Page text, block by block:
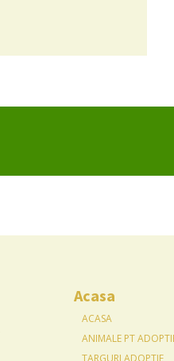
Acasa
ACASA
ANIMALE PT
TARGURI ADOPTIE